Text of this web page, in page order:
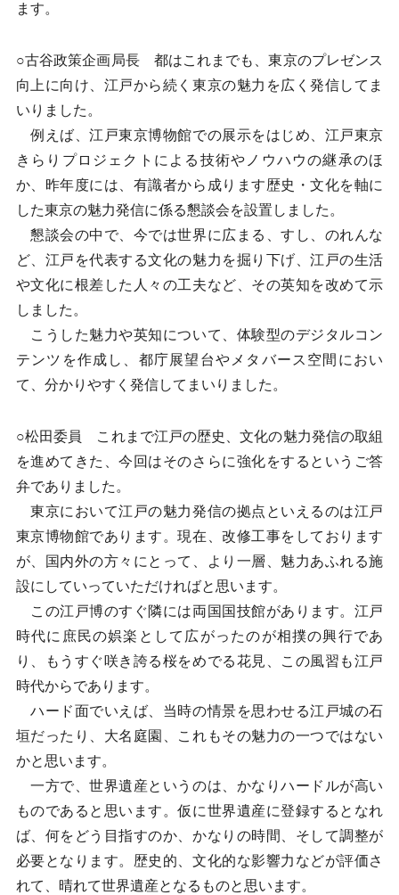
ます。
○古谷政策企画局長 都はこれまでも、東京のプレゼンス
向上に向け、江戸から続く東京の魅力を広く発信してま
いりました。
例えば、江戸東京博物館での展示をはじめ、江戸東京
きらりプロジェクトによる技術やノウハウの継承のほ
か、昨年度には、有識者から成ります歴史・文化を軸に
した東京の魅力発信に係る懇談会を設置しました。
懇談会の中で、今では世界に広まる、すし、のれんな
ど、江戸を代表する文化の魅力を掘り下げ、江戸の生活
や文化に根差した人々の工夫など、その英知を改めて示
しました。
こうした魅力や英知について、体験型のデジタルコン
テンツを作成し、都庁展望台やメタバース空間におい
て、分かりやすく発信してまいりました。
○松田委員 これまで江戸の歴史、文化の魅力発信の取組
を進めてきた、今回はそのさらに強化をするというご答
弁でありました。
東京において江戸の魅力発信の拠点といえるのは江戸
東京博物館であります。現在、改修工事をしております
が、国内外の方々にとって、より一層、魅力あふれる施
設にしていっていただければと思います。
この江戸博のすぐ隣には両国国技館があります。江戸
時代に庶民の娯楽として広がったのが相撲の興行であ
り、もうすぐ咲き誇る桜をめでる花見、この風習も江戸
時代からであります。
ハード面でいえば、当時の情景を思わせる江戸城の石
垣だったり、大名庭園、これもその魅力の一つではない
かと思います。
一方で、世界遺産というのは、かなりハードルが高い
ものであると思います。仮に世界遺産に登録するとなれ
ば、何をどう目指すのか、かなりの時間、そして調整が
必要となります。歴史的、文化的な影響力などが評価さ
れて、晴れて世界遺産となるものと思います。